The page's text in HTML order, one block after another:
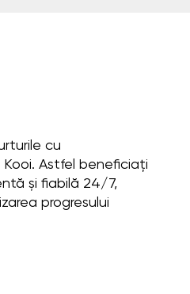
cu
Astfel beneficiați
și fiabilă 24/7,
progresului